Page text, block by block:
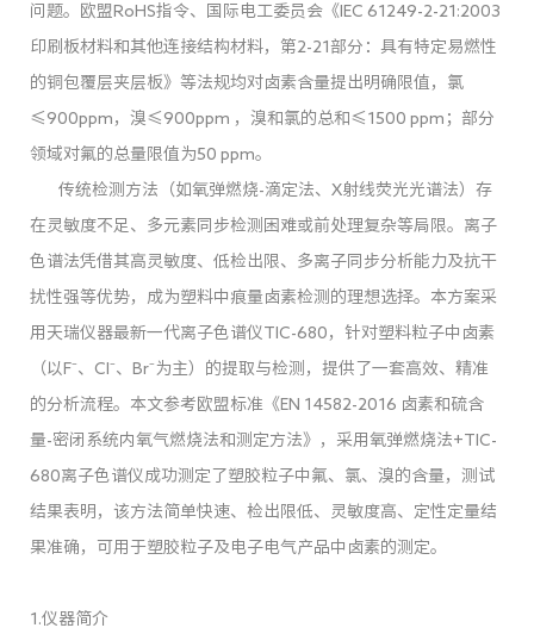
问题。欧盟RoHS指令、国际电工委员会《IEC 61249-2-21:2003
印刷板材料和其他连接结构材料，第2-21部分：具有特定易燃性
的铜包覆层夹层板》等法规均对卤素含量提出明确限值，氯
≤900ppm，溴≤900ppm ，溴和氯的总和≤1500 ppm；部分
领域对氟的总量限值为50 ppm。
传统检测方法（如氧弹燃烧-滴定法、X射线荧光光谱法）存
在灵敏度不足、多元素同步检测困难或前处理复杂等局限。离子
色谱法凭借其高灵敏度、低检出限、多离子同步分析能力及抗干
扰性强等优势，成为塑料中痕量卤素检测的理想选择。本方案采
用天瑞仪器最新一代离子色谱仪TIC-680，针对塑料粒子中卤素
（以F⁻、Cl⁻、Br⁻为主）的提取与检测，提供了一套高效、精准
的分析流程。本文参考欧盟标准《EN 14582-2016 卤素和硫含
量-密闭系统内氧气燃烧法和测定方法》，采用氧弹燃烧法+TIC-
680离子色谱仪成功测定了塑胶粒子中氟、氯、溴的含量，测试
结果表明，该方法简单快速、检出限低、灵敏度高、定性定量结
果准确，可用于塑胶粒子及电子电气产品中卤素的测定。
1.仪器简介